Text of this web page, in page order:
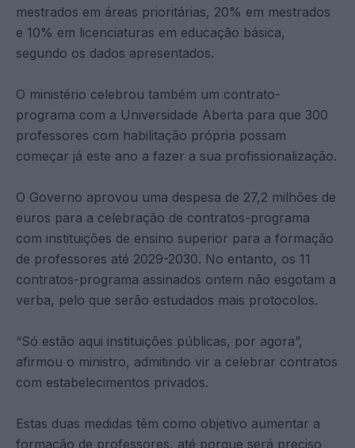
mestrados em áreas prioritárias, 20% em mestrados
e 10% em licenciaturas em educação básica,
segundo os dados apresentados.
O ministério celebrou também um contrato-
programa com a Universidade Aberta para que 300
professores com habilitação própria possam
começar já este ano a fazer a sua profissionalização.
O Governo aprovou uma despesa de 27,2 milhões de
euros para a celebração de contratos-programa
com instituições de ensino superior para a formação
de professores até 2029-2030. No entanto, os 11
contratos-programa assinados ontem não esgotam a
verba, pelo que serão estudados mais protocolos.
“Só estão aqui instituições públicas, por agora”,
afirmou o ministro, admitindo vir a celebrar contratos
com estabelecimentos privados.
Estas duas medidas têm como objetivo aumentar a
formação de professores, até porque será preciso